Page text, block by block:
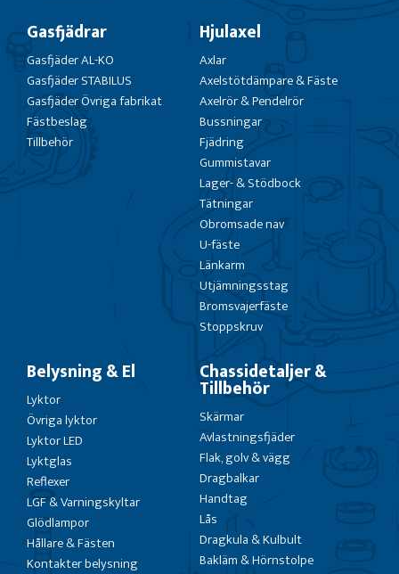
Gasfjädrar
Gasfjäder AL-KO
Gasfjäder STABILUS
Gasfjäder Övriga fabrikat
Fästbeslag
Tillbehör
Hjulaxel
Axlar
Axelstötdämpare & Fäste
Axelrör & Pendelrör
Bussningar
Fjädring
Gummistavar
Lager- & Stödbock
Tätningar
Obromsade nav
U-fäste
Länkarm
Utjämningsstag
Bromsvajerfäste
Stoppskruv
Belysning & El
Lyktor
Övriga lyktor
Lyktor LED
Lyktglas
Reflexer
LGF & Varningskyltar
Glödlampor
Hållare & Fästen
Kontakter belysning
Chassidetaljer &
Tillbehör
Skärmar
Avlastningsfjäder
Flak, golv & vägg
Dragbalkar
Handtag
Lås
Dragkula & Kulbult
Bakläm & Hörnstolpe